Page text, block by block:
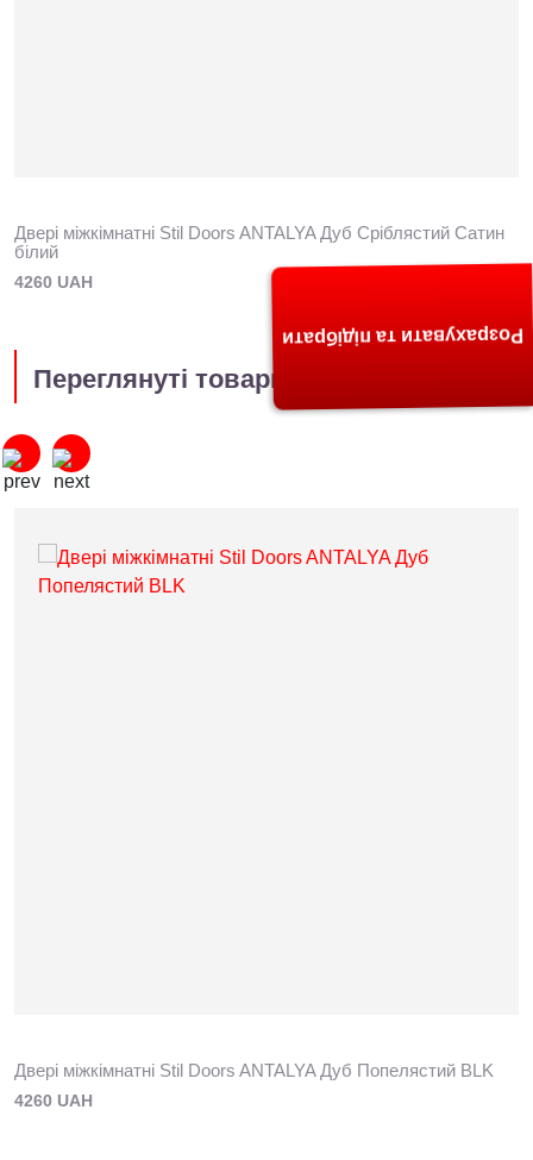
Двері міжкімнатні Stil Doors ANTALYA Дуб Сріблястий Сатин
білий
4260 UAH
Переглянуті товари
Двері міжкімнатні Stil Doors ANTALYA Дуб Попелястий BLK
4260 UAH
Розрахувати та підібрати